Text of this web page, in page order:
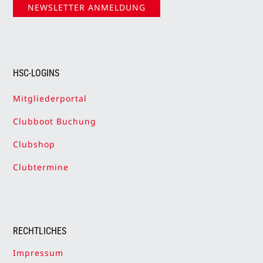
NEWSLETTER ANMELDUNG
HSC-LOGINS
Mitgliederportal
Clubboot Buchung
Clubshop
Clubtermine
RECHTLICHES
Impressum